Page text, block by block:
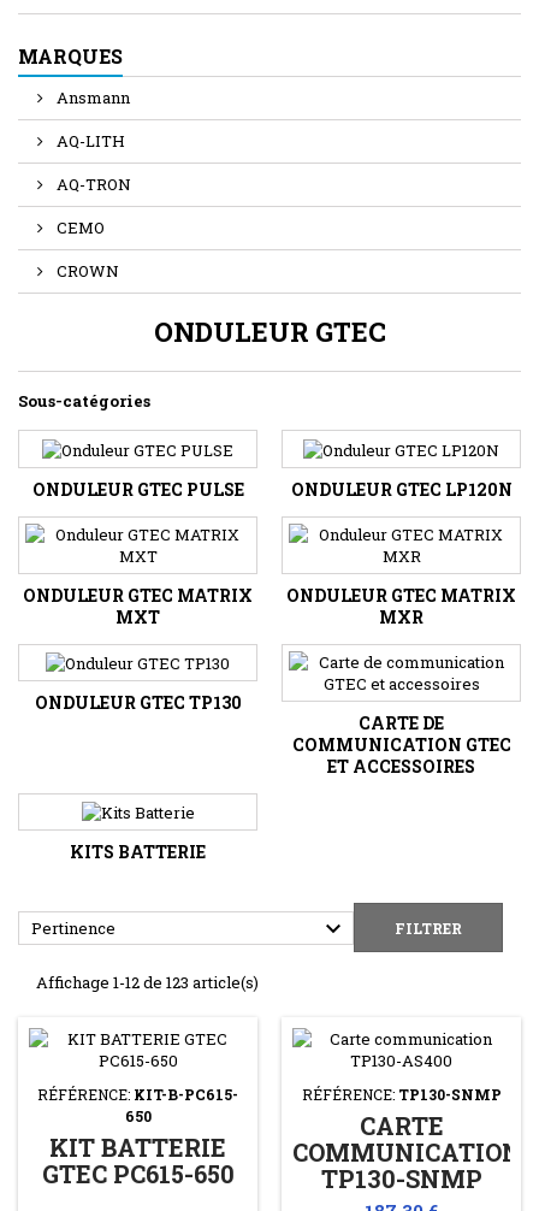
MARQUES
Ansmann
AQ-LITH
AQ-TRON
CEMO
CROWN
ONDULEUR GTEC
Sous-catégories
ONDULEUR GTEC PULSE ONDULEUR GTEC LP120N
ONDULEUR GTEC MATRIX
MXT
ONDULEUR GTEC MATRIX
MXR
ONDULEUR GTEC TP130
CARTE DE
COMMUNICATION GTEC
ET ACCESSOIRES
KITS BATTERIE
Pertinence  FILTRER
Affichage 1-12 de 123 article(s)
RÉFÉRENCE: KIT-B-PC615-
650
KIT BATTERIE
GTEC PC615-650
RÉFÉRENCE: TP130-SNMP
CARTE
COMMUNICATION
TP130-SNMP